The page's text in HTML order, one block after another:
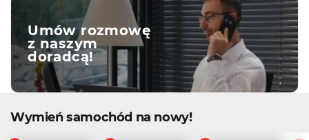
Umów rozmowę
z naszym
doradcą!
Wymień samochód na nowy!